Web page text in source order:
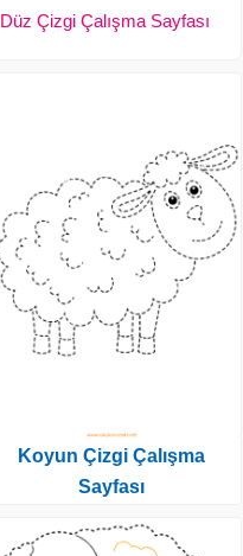
Düz Çizgi Çalışma Sayfası
Koyun Çizgi Çalışma
Sayfası